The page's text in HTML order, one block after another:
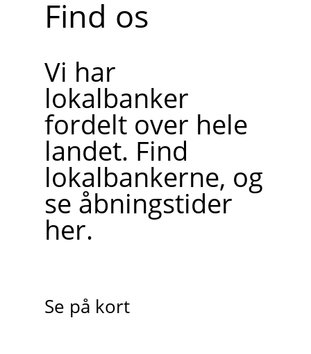
Find os
Vi har
lokalbanker
fordelt over hele
landet. Find
lokalbankerne, og
se åbningstider
her.
Se på kort